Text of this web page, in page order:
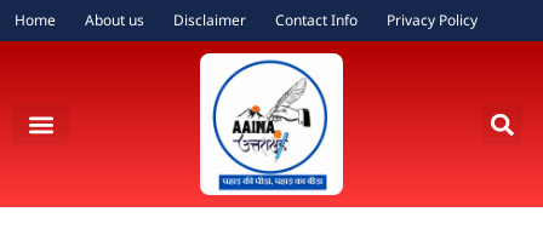
Home About us Disclaimer Contact Info Privacy Policy